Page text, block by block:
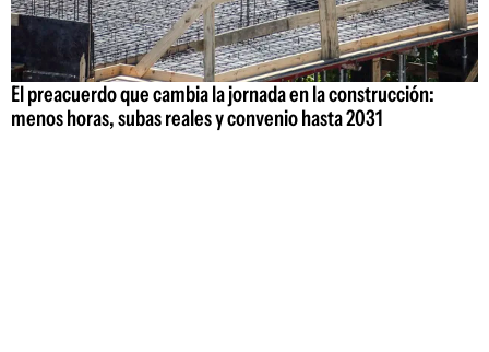
El preacuerdo que cambia la jornada en la construcción:
menos horas, subas reales y convenio hasta 2031